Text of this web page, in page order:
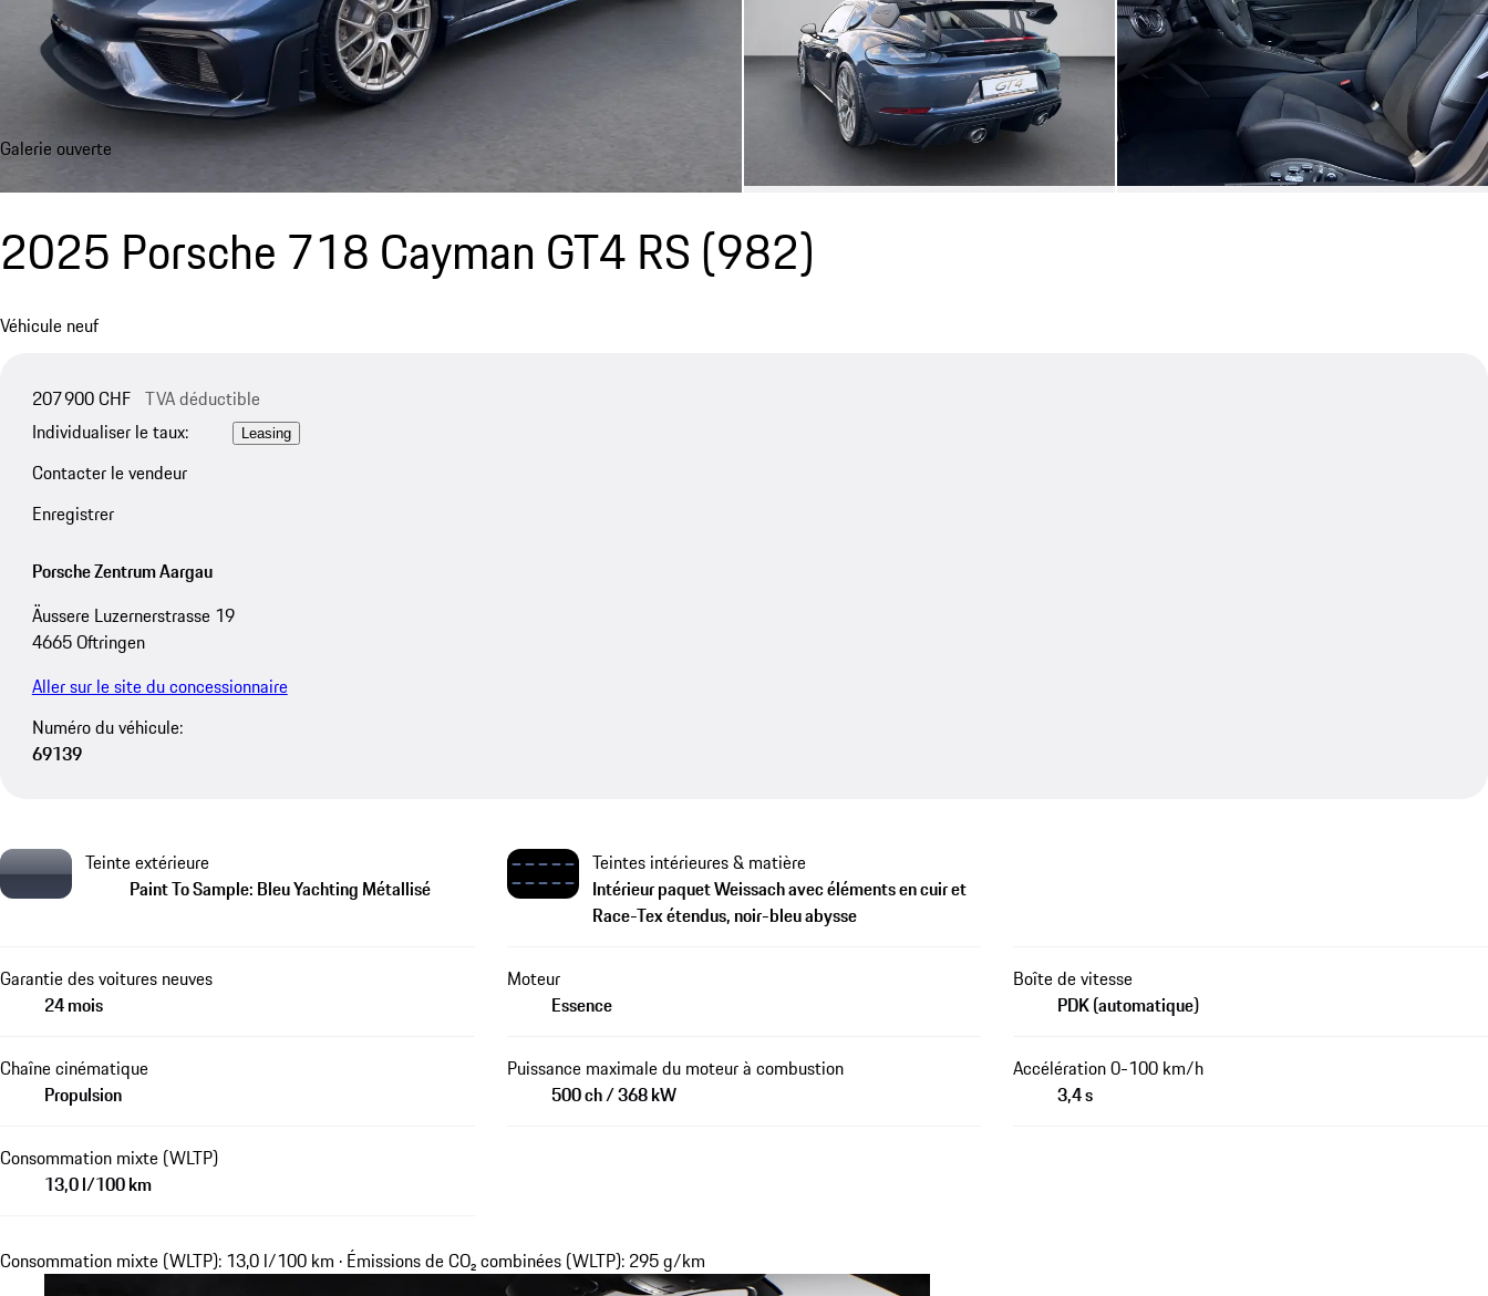
Galerie ouverte
2025 Porsche 718 Cayman GT4 RS (982)
Véhicule neuf
207 900 CHF TVA déductible
Individualiser le taux:
Leasing
Contacter le vendeur
Enregistrer
Porsche Zentrum Aargau
Äussere Luzernerstrasse 19
4665 Oftringen
Aller sur le site du concessionnaire
Numéro du véhicule:
69139
Teinte extérieure
Paint To Sample: Bleu Yachting Métallisé
Teintes intérieures & matière
Intérieur paquet Weissach avec éléments en cuir et
Race-Tex étendus, noir-bleu abysse
Garantie des voitures neuves
24 mois
Moteur
Essence
Boîte de vitesse
PDK (automatique)
Chaîne cinématique
Propulsion
Puissance maximale du moteur à combustion
500 ch / 368 kW
Accélération 0-100 km/h
3,4 s
Consommation mixte (WLTP)
13,0 l/100 km
Consommation mixte (WLTP): 13,0 l/100 km · Émissions de CO₂ combinées (WLTP): 295 g/km